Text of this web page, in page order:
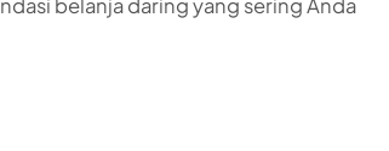
belanja daring yang sering Anda